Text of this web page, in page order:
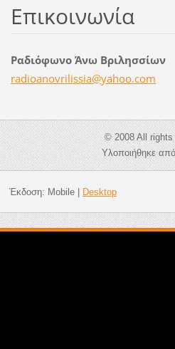
Επικοινωνία
Ραδιόφωνο Άνω Βριλησσίων
radioanovrilissia@yahoo.com
© 2008 All rights
Υλοποιήθηκε
Έκδοση: Mobile| Desktop